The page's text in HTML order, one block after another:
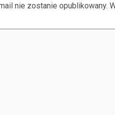
nie zostanie opublikowany.